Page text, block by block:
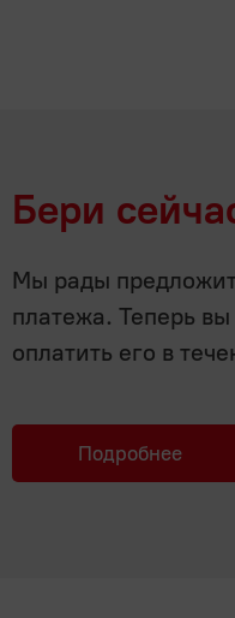
Бери
Мы рады
платежа. Теперь
оплатить его в
Подробнее